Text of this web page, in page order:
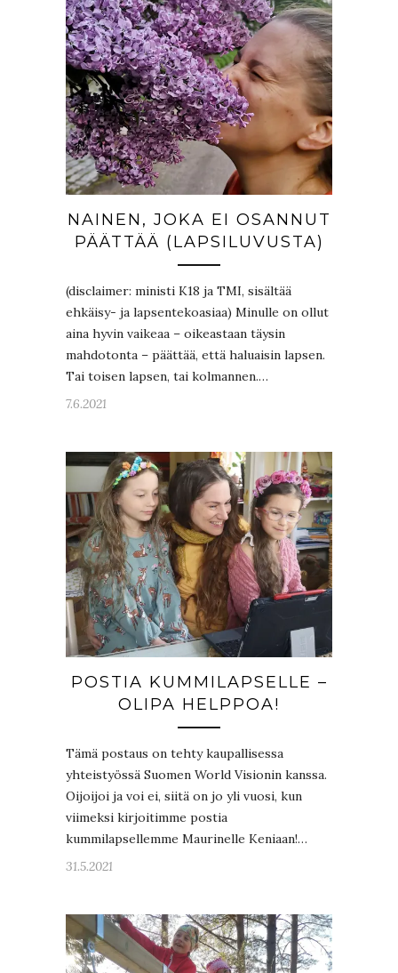
NAINEN, JOKA EI OSANNUT
PÄÄTTÄÄ (LAPSILUVUSTA)
(disclaimer: ministi K18 ja TMI, sisältää
ehkäisy- ja lapsentekoasiaa) Minulle on ollut
aina hyvin vaikeaa – oikeastaan täysin
mahdotonta – päättää, että haluaisin lapsen.
Tai toisen lapsen, tai kolmannen.…
7.6.2021
POSTIA KUMMILAPSELLE –
OLIPA HELPPOA!
Tämä postaus on tehty kaupallisessa
yhteistyössä Suomen World Visionin kanssa.
Oijoijoi ja voi ei, siitä on jo yli vuosi, kun
viimeksi kirjoitimme postia
kummilapsellemme Maurinelle Keniaan!…
31.5.2021